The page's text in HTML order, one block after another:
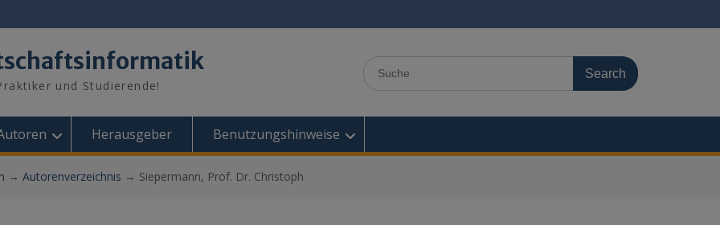
und Studierende!
Search
for:
Herausgeber Benutzungshinweise
→ Autorenverzeichnis → Siepermann, Prof. Dr. Christoph